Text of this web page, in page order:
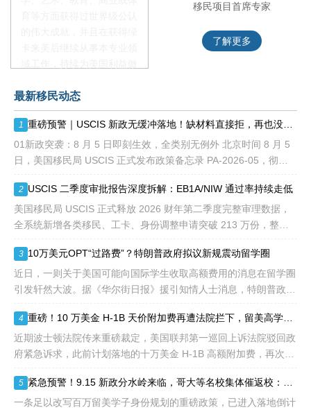
额占全球移民签证配额的
28.6%，即大约4万个移民
签证，都会用于满足"优
先"移民类别的申请。EB1A
不需要雇主支持、不用办理
等的限制，所以也愈来愈受
到中国杰出人才的青睐。
移民项目首席专家
了解更多
最新移民动态
1
01新政突袭：8 月 5 日即刻生效，全类别无例外 北京时间 8 月 5
日，美国移民局 USCIS 正式发布政策备忘录 PA-2026-05，彻底
2 USCIS 二季度审批报告深度拆解：EB1A/NIW 通过率持续走低
美国移民局 USCIS 正式释放 2026 财年第二季度完整审理数据，
全系统新增各类移民、工卡、身份调整申请突破 213 万份，整体
3 10万美元OPT“过路费”？特朗普政府拟议新规震动留学圈
近日，一则关于美国可能向国际学生收取高额费用的消息在留学圈
引发轩然大波。据《华尔街日报》援引知情人士消息，特朗普政府
中可能包括高达10万美元
4
近期波士顿法院传来重磅裁定，美国联邦第一巡回上诉法院驳回政
府紧急诉求，此前计划落地的十万美金 H-1B 高额附加费，再次被
5
一条足以改写百万留美学子身份规划的重磅政策，已进入落地倒计